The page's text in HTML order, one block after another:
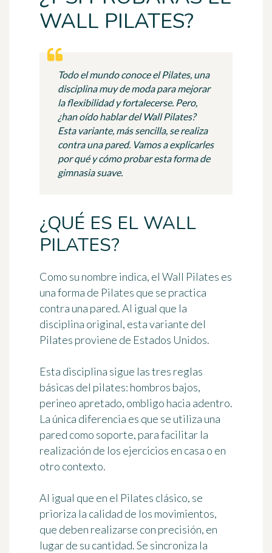
WALL PILATES?
Todo el mundo conoce el Pilates, una
disciplina muy de moda para mejorar
la flexibilidad y fortalecerse. Pero,
¿han oído hablar del Wall Pilates?
Esta variante, más sencilla, se realiza
contra una pared. Vamos a explicarles
por qué y cómo probar esta forma de
gimnasia suave.
¿QUÉ ES EL WALL
PILATES?
Como su nombre indica, el Wall Pilates es
una forma de Pilates que se practica
contra una pared. Al igual que la
disciplina original, esta variante del
Pilates proviene de Estados Unidos.
Esta disciplina sigue las tres reglas
básicas del pilates: hombros bajos,
perineo apretado, ombligo hacia adentro.
La única diferencia es que se utiliza una
pared como soporte, para facilitar la
realización de los ejercicios en casa o en
otro contexto.
Al igual que en el Pilates clásico, se
prioriza la calidad de los movimientos,
que deben realizarse con precisión, en
lugar de su cantidad. Se sincroniza la